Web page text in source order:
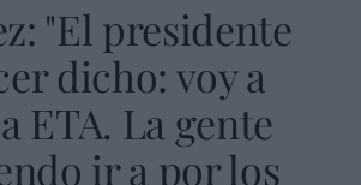
"El presidente
dicho: voy a
ETA. La gente
ir a por los